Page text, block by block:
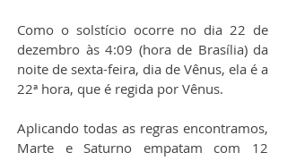
Como o solstício ocorre no dia 22 de
dezembro às 4:09 (hora de Brasília) da
noite de sexta-feira, dia de Vênus, ela é a
22ª hora, que é regida por Vênus.
Aplicando todas as regras encontramos,
Marte e Saturno empatam com 12